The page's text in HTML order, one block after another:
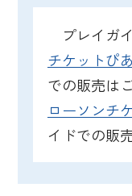
プレイガ
チケットぴあ
での販売は
ローソンチ
イドでの販